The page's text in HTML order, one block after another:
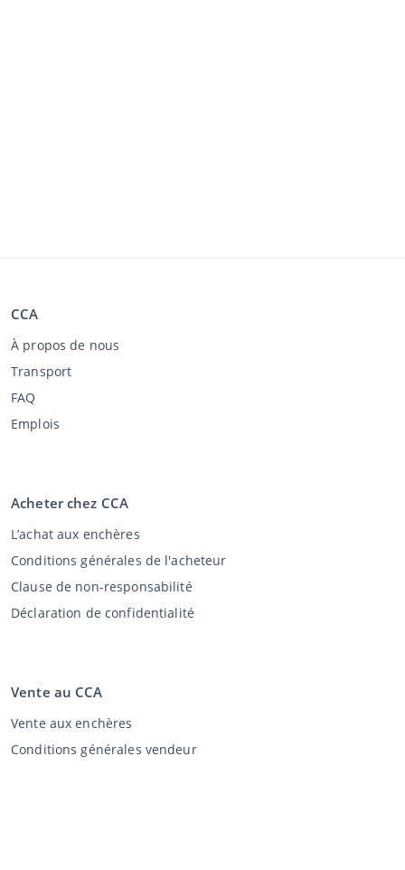
CCA
À propos de nous
Transport
FAQ
Emplois
Acheter chez CCA
L’achat aux enchères
Conditions générales de l'acheteur
Clause de non-responsabilité
Déclaration de confidentialité
Vente au CCA
Vente aux enchères
Conditions générales vendeur